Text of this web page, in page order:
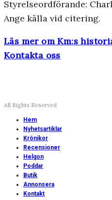
Styrelseordförande:
Ange källa vid citering.
Läs mer om Km:s
Kontakta oss
All Rights Reserved
Hem
Nyhetsartiklar
Krönikor
Recensioner
Helgon
Poddar
Butik
Annonsera
Kontakt